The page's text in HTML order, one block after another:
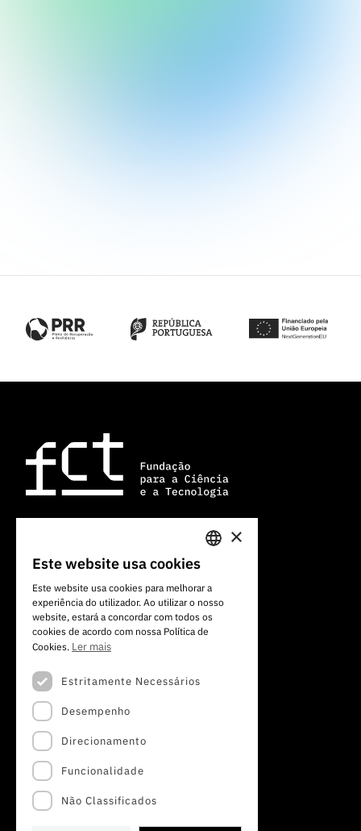
Av. do Brasil, 101
+351 213 924 300
PORTUGUESE
ENGLISH
×
Este website usa cookies
Este website usa cookies para melhorar a
experiência do utilizador. Ao utilizar o nosso
website, estará a concordar com todos os
cookies de acordo com nossa Política de
Cookies. Ler mais
Estritamente Necessários
Desempenho
Direcionamento
Funcionalidade
Não Classificados